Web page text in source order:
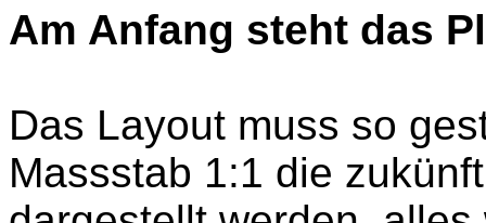
Am Anfang steht das
Das Layout muss so
Massstab 1:1 die